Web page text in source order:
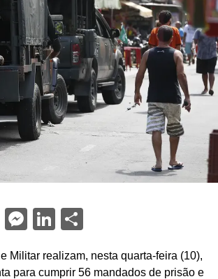
Messenger
LinkedIn
Share
Militar realizam, nesta quarta-feira (10),
para cumprir 56 mandados de prisão e